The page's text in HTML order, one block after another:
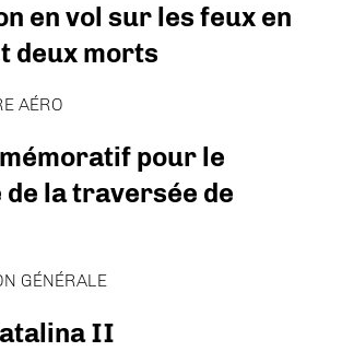
en vol sur les feux en
deux morts
AÉRO
pour le
la traversée de
GÉNÉRALE
II